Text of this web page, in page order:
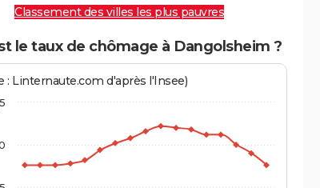
Classement des villes les plus pauvres
le taux de chômage à Dangolsheim ?
: Linternaute.com d'après l'Insee)